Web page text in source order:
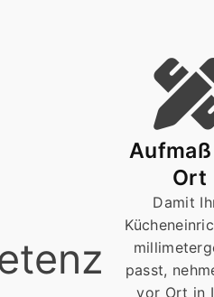
Ort
Damit
passt,
vor Ort in